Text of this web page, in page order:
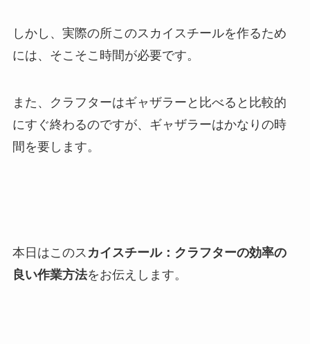
しかし、実際の所このスカイスチールを作るため
には、そこそこ時間が必要です。
また、クラフターはギャザラーと比べると比較的
にすぐ終わるのですが、ギャザラーはかなりの時
間を要します。
本日はこのス カイスチール：クラフターの効率の
良い作業方法をお伝えします。